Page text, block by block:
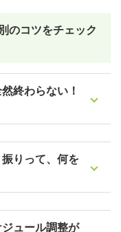
のコツをチェック
終わらない！
りって、何を
ュール調整が